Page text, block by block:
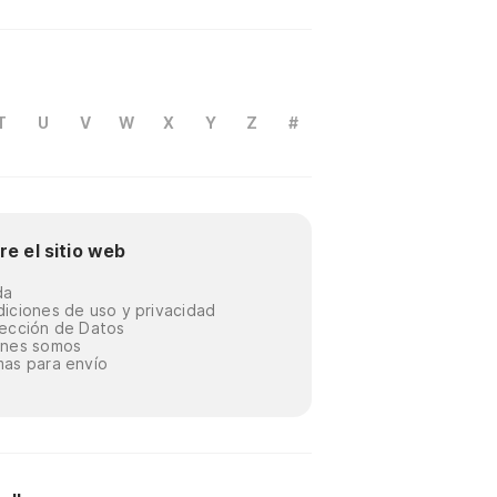
U V W X Y Z #
el sitio web
de uso y privacidad
de Datos
somos
para envío